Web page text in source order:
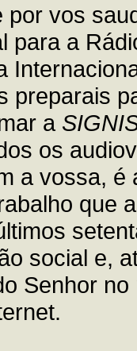
por vos
para a
preparais
a
os
a vossa,
que
social e,
Senhor